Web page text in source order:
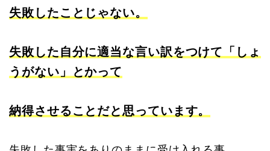
失敗したことじゃない。
失敗した自分に適当な言い訳をつけて「しょ
うがない」とかって
納得させることだと思っています。